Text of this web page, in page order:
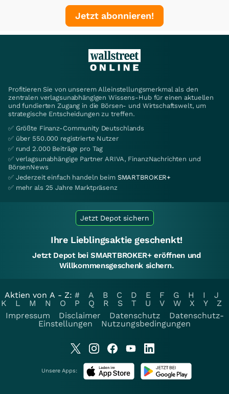
Jetzt abonnieren!
Profitieren Sie von unserem Alleinstellungsmerkmal als den
zentralen verlagsunabhängigen Wissens-Hub für einen aktuellen
und fundierten Zugang in die Börsen- und Wirtschaftswelt, um
strategische Entscheidungen zu treffen.
✅ Größte Finanz-Community Deutschlands
✅ über 550.000 registrierte Nutzer
✅ rund 2.000 Beiträge pro Tag
✅ verlagsunabhängige Partner ARIVA, FinanzNachrichten und
BörsenNews
✅ Jederzeit einfach handeln beim SMARTBROKER+
✅ mehr als 25 Jahre Marktpräsenz
Jetzt Depot sichern
Ihre Lieblingsaktie geschenkt!
Jetzt Depot bei SMARTBROKER+ eröffnen und
Willkommensgeschenk sichern.
Aktien von A - Z: # A B C D E F G H I
J
K
L M N O P Q R S T U V W X Y
Z
Impressum
Disclaimer Datenschutz
Datenschutz-
Einstellungen
Nutzungsbedingungen
Unsere Apps: